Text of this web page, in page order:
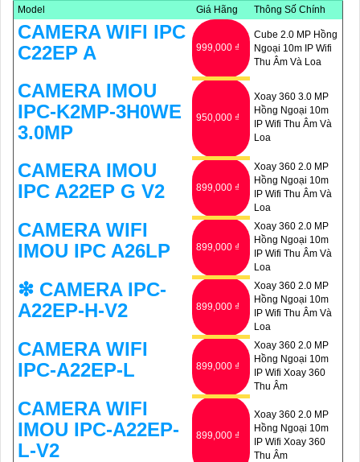
🌐5:Hỗ trợ dịch vụ sau bán hàng: Imou cung cấp dịch vụ hỗ trợ
khách hàng tốt sau khi mua sản phẩm, bảo đảm rằng bạn sẽ có
sự trợ giúp nhanh chóng khi cần thiết.
Hy vọng những thông tin trên giúp bạn tìm được lựa chọn hoàn
Model Giá Hãng Thông Số Chính
CAMERA WIFI IPC
C22EP A
999,000 ₫
Cube 2.0 MP Hồng
Ngoại 10m IP Wifi
Thu Âm Và Loa
CAMERA IMOU
IPC-K2MP-3H0WE
3.0MP
950,000 ₫
Xoay 360 3.0 MP
Hồng Ngoại 10m
IP Wifi Thu Âm Và
Loa
CAMERA IMOU
IPC A22EP G V2
899,000 ₫
Xoay 360 2.0 MP
Hồng Ngoại 10m
IP Wifi Thu Âm Và
Loa
CAMERA WIFI
IMOU IPC A26LP
899,000 ₫
Xoay 360 2.0 MP
Hồng Ngoại 10m
IP Wifi Thu Âm Và
Loa
❇ CAMERA IPC-
A22EP-H-V2
899,000 ₫
Xoay 360 2.0 MP
Hồng Ngoại 10m
IP Wifi Thu Âm Và
Loa
CAMERA WIFI
IPC-A22EP-L
899,000 ₫
Xoay 360 2.0 MP
Hồng Ngoại 10m
IP Wifi Xoay 360
Thu Âm
CAMERA WIFI
IMOU IPC-A22EP-
L-V2
899,000 ₫
Xoay 360 2.0 MP
Hồng Ngoại 10m
IP Wifi Xoay 360
Thu Âm